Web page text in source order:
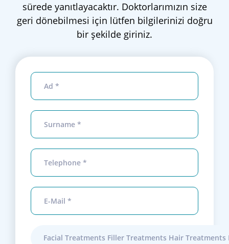
sürede yanıtlayacaktır. Doktorlarımızın size
geri dönebilmesi için lütfen bilgilerinizi doğru
bir şekilde giriniz.
Facial Treatments Filler Treatments Hair